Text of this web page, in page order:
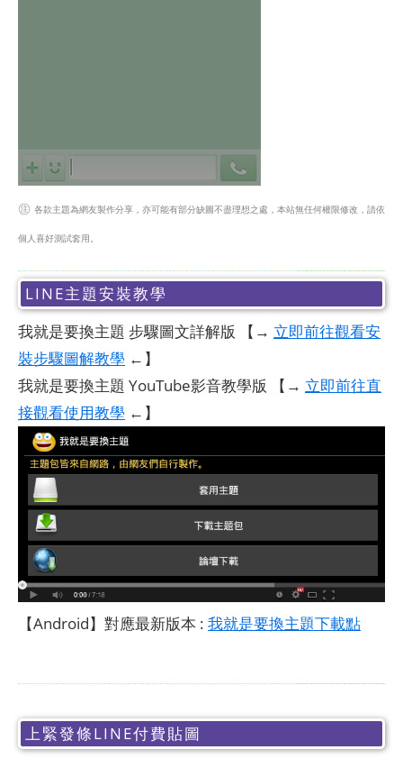
㊟ 各款主題為網友製作分享，亦可能有部分缺圖不盡理想之處，本站無任何權限修改，請依
個人喜好測試套用。
LINE主題安裝教學
我就是要換主題 步驟圖文詳解版 【→ 立即前往觀看安
裝步驟圖解教學 ←】
我就是要換主題 YouTube影音教學版 【→ 立即前往直
接觀看使用教學 ←】
【Android】對應最新版本 : 我就是要換主題下載點
上緊發條LINE付費貼圖